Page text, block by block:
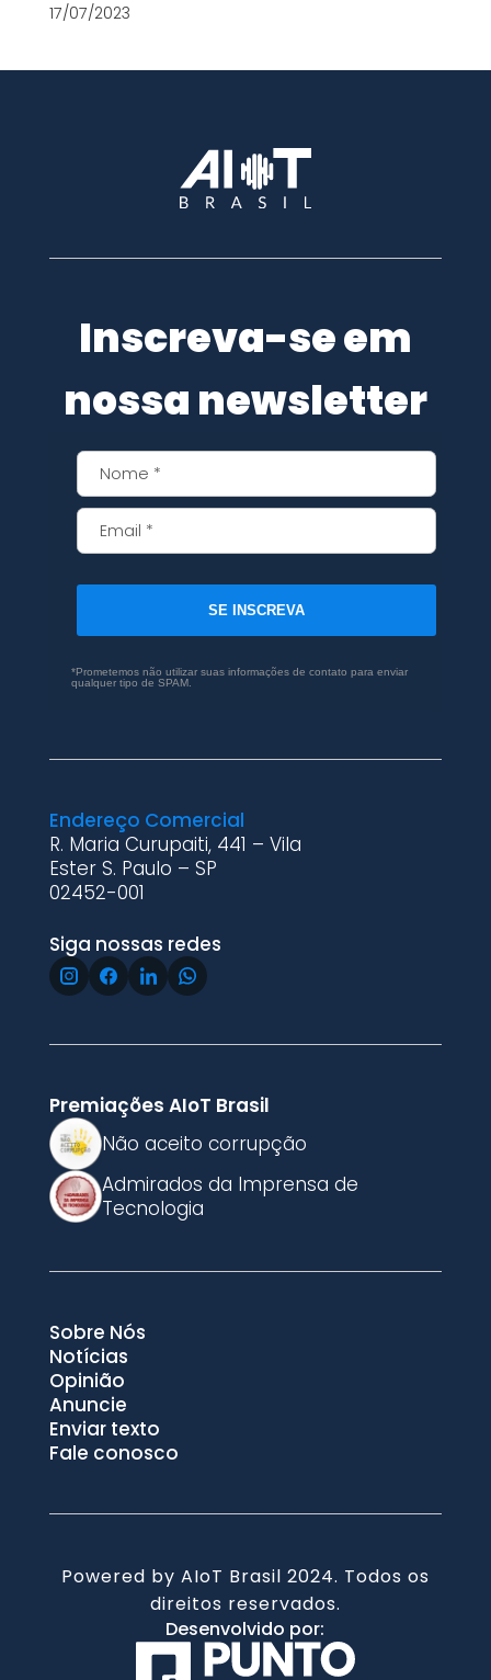
17/07/2023
Inscreva-se em
nossa newsletter
SE INSCREVA
*Prometemos não utilizar suas informações de contato para enviar
qualquer tipo de SPAM.
Endereço Comercial
R. Maria Curupaiti, 441 – Vila
Ester S. Paulo – SP
02452-001
Siga nossas redes
Premiações AIoT Brasil
Não aceito corrupção
Admirados da Imprensa de
Tecnologia
Sobre Nós
Notícias
Opinião
Anuncie
Enviar texto
Fale conosco
Powered by AIoT Brasil 2024. Todos os
direitos reservados.
Desenvolvido por: